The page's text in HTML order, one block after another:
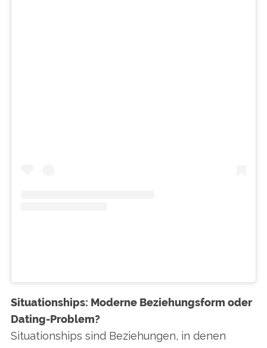
Situationships: Moderne Beziehungsform oder
Dating-Problem?
Situationships sind Beziehungen, in denen